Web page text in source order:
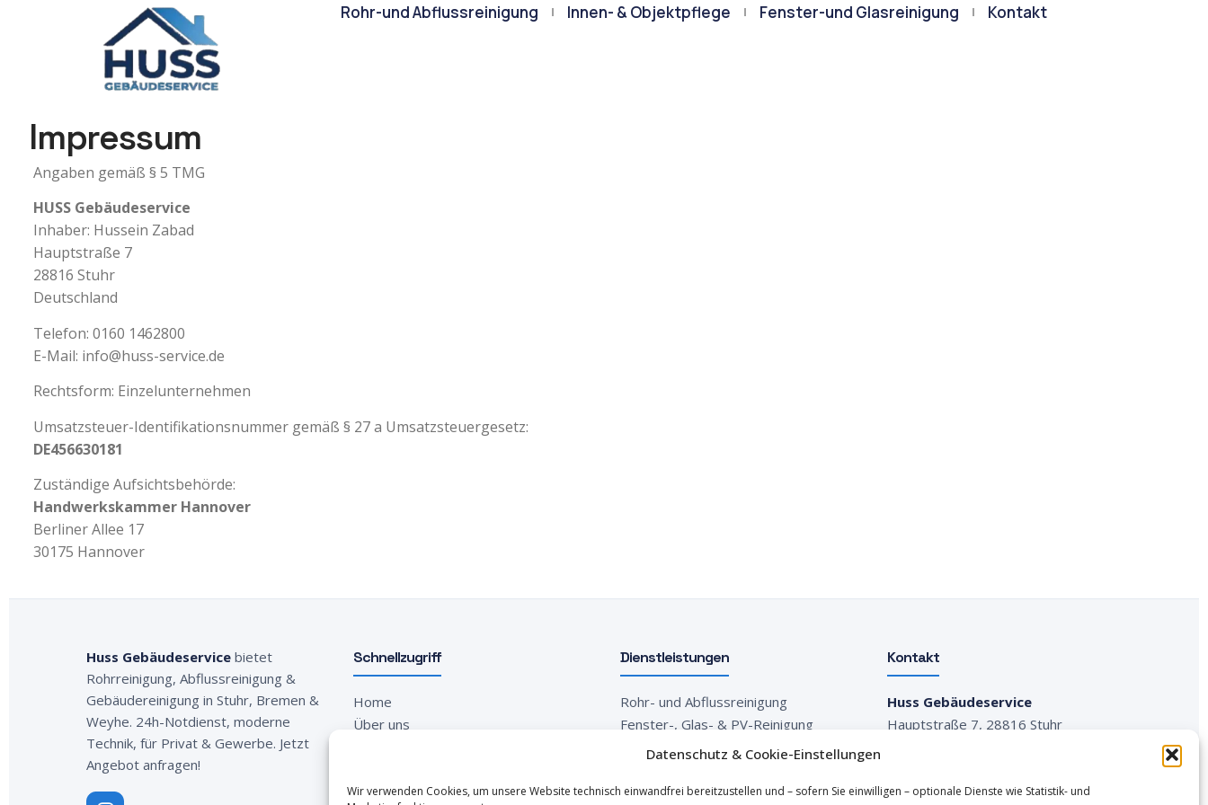
Datenschutz & Cookie-Einstellungen
Wir verwenden Cookies, um unsere Website technisch einwandfrei bereitzustellen und – sofern Sie einwilligen – optionale Dienste wie Statistik- und
Rohr-und Abflussreinigung Innen- & Objektpflege Fenster-und Glasreinigung Kontakt
Impressum
Angaben gemäß § 5 TMG
HUSS Gebäudeservice
Inhaber: Hussein Zabad
Hauptstraße 7
28816 Stuhr
Deutschland
Telefon: 0160 1462800
E-Mail: info@huss-service.de
Rechtsform: Einzelunternehmen
Umsatzsteuer-Identifikationsnummer gemäß § 27 a Umsatzsteuergesetz:
DE456630181
Zuständige Aufsichtsbehörde:
Handwerkskammer Hannover
Berliner Allee 17
30175 Hannover
Huss Gebäudeservice bietet
Rohrreinigung, Abflussreinigung &
Gebäudereinigung in Stuhr, Bremen &
Weyhe. 24h-Notdienst, moderne
Technik, für Privat & Gewerbe. Jetzt
Angebot anfragen!
Schnellzugriff
Home
Über uns
Angebot anfordern
Dienstleistungen
Rohr- und Abflussreinigung
Fenster-, Glas- & PV-Reinigung
Innen- & Objektpflege
Kontakt
Huss Gebäudeservice
Hauptstraße 7, 28816 Stuhr
E-Mail:info@huss-service.de